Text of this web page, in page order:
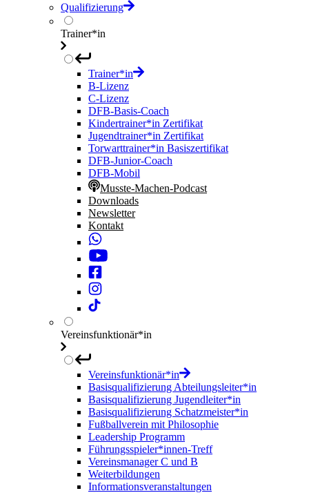
Qualifizierung
Trainer*in
Trainer*in
B-Lizenz
C-Lizenz
DFB-Basis-Coach
Kindertrainer*in Zertifikat
Jugendtrainer*in Zertifikat
Torwarttrainer*in Basiszertifikat
DFB-Junior-Coach
DFB-Mobil
Musste-Machen-Podcast
Downloads
Newsletter
Kontakt
Vereinsfunktionär*in
Vereinsfunktionär*in
Basisqualifizierung Abteilungsleiter*in
Basisqualifizierung Jugendleiter*in
Basisqualifizierung Schatzmeister*in
Fußballverein mit Philosophie
Leadership Programm
Führungsspieler*innen-Treff
Vereinsmanager C und B
Weiterbildungen
Informationsveranstaltungen